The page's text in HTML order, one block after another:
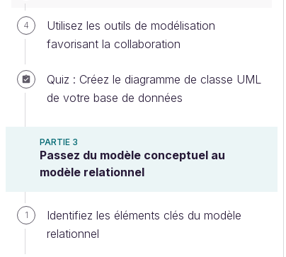
4
Utilisez les outils de modélisation
favorisant la collaboration
Quiz : Créez le diagramme de classe UML
de votre base de données
PARTIE 3
Passez du modèle conceptuel au
modèle relationnel
1
Identifiez les éléments clés du modèle
relationnel